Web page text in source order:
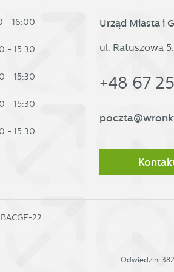
- 16:00
- 15:30
- 15:30
- 15:30
- 15:30
Urząd Miasta i
ul. Ratuszowa
+48 67
22
Odwiedzin: